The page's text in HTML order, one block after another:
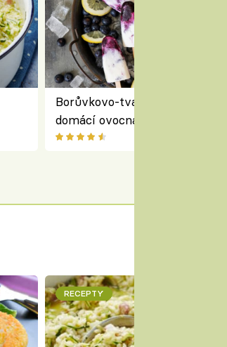
Borůvkovo-tvarohové nanuky
domácí ovocná zmrzlina na
RECEPTY